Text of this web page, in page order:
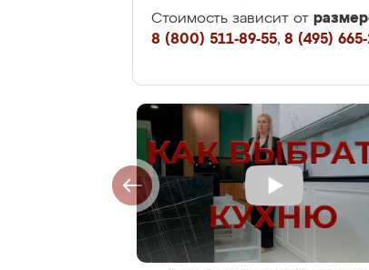
Стоимость зависит от
8 (800) 511-89-55, 8 (495)